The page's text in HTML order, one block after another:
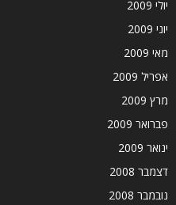
יולי 2009
יוני 2009
מאי 2009
אפריל 2009
מרץ 2009
פברואר 2009
ינואר 2009
דצמבר 2008
נובמבר 2008